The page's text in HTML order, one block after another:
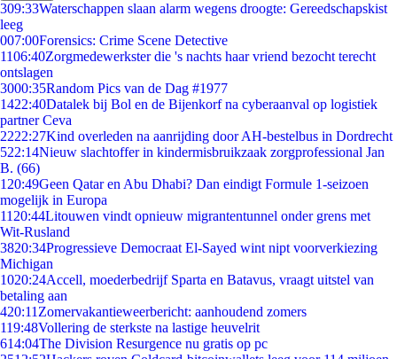
309:33Waterschappen slaan alarm wegens droogte: Gereedschapskist
leeg
007:00Forensics: Crime Scene Detective
1106:40Zorgmedewerkster die 's nachts haar vriend bezocht terecht
ontslagen
3000:35Random Pics van de Dag #1977
1422:40Datalek bij Bol en de Bijenkorf na cyberaanval op logistiek
partner Ceva
2222:27Kind overleden na aanrijding door AH-bestelbus in Dordrecht
522:14Nieuw slachtoffer in kindermisbruikzaak zorgprofessional Jan
B. (66)
1 20:49Geen Qatar en Abu Dhabi? Dan eindigt Formule 1-seizoen
mogelijk in Europa
11 20:44Litouwen vindt opnieuw migrantentunnel onder grens met
Wit-Rusland
3820:34Progressieve Democraat El-Sayed wint nipt voorverkiezing
Michigan
1020:24Accell, moederbedrijf Sparta en Batavus, vraagt uitstel van
betaling aan
420:11 Zomervakantieweerbericht: aanhoudend zomers
119:48Vollering de sterkste na lastige heuvelrit
614:04The Division Resurgence nu gratis op pc